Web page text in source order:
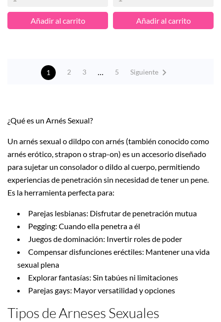
Añadir al carrito Añadir al carrito
1 2 3 … 5 Siguiente 
¿Qué es un Arnés Sexual?
Un arnés sexual o dildpo con arnés (también conocido como
arnés erótico, strapon o strap-on) es un accesorio diseñado
para sujetar un consolador o dildo al cuerpo, permitiendo
experiencias de penetración sin necesidad de tener un pene.
Es la herramienta perfecta para:
Parejas lesbianas: Disfrutar de penetración mutua
Pegging: Cuando ella penetra a él
Juegos de dominación: Invertir roles de poder
Compensar disfunciones eréctiles: Mantener una vida
sexual plena
Explorar fantasías: Sin tabúes ni limitaciones
Parejas gays: Mayor versatilidad y opciones
Tipos de Arneses Sexuales